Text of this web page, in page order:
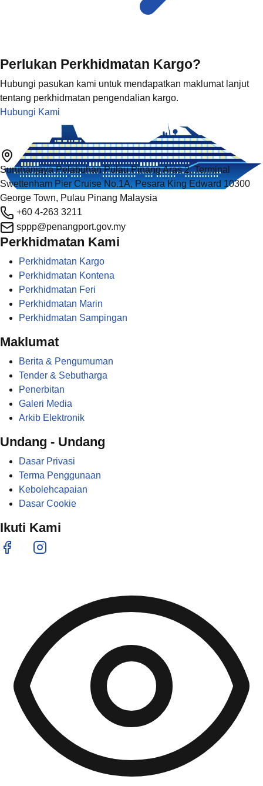
Perlukan Perkhidmatan Kargo?
Hubungi pasukan kami untuk mendapatkan maklumat lanjut
tentang perkhidmatan pengendalian kargo.
Hubungi Kami
Suruhanjaya Pelabuhan Pulau Pinang Aras 2, Terminal
Swettenham Pier Cruise No.1A, Pesara King Edward 10300
George Town, Pulau Pinang Malaysia
+60 4-263 3211
sppp@penangport.gov.my
Perkhidmatan Kami
Perkhidmatan Kargo
Perkhidmatan Kontena
Perkhidmatan Feri
Perkhidmatan Marin
Perkhidmatan Sampingan
Maklumat
Berita & Pengumuman
Tender & Sebutharga
Penerbitan
Galeri Media
Arkib Elektronik
Undang - Undang
Dasar Privasi
Terma Penggunaan
Kebolehcapaian
Dasar Cookie
Ikuti Kami